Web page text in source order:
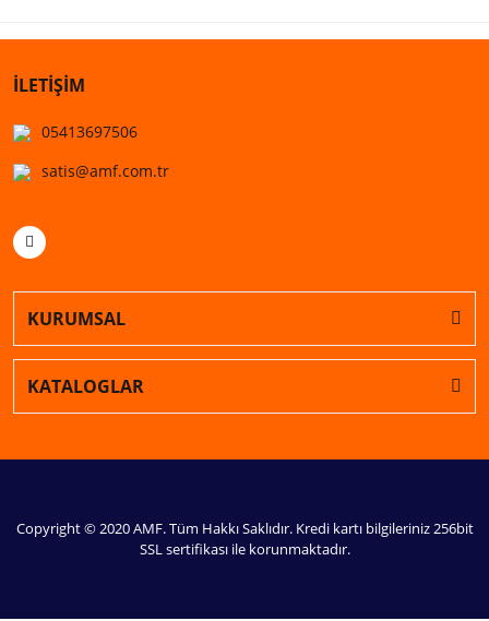
İLETİŞİM
05413697506
satis@amf.com.tr
KURUMSAL
KATALOGLAR
Copyright © 2020 AMF. Tüm Hakkı Saklıdır. Kredi kartı bilgileriniz 256bit
SSL sertifikası ile korunmaktadır.